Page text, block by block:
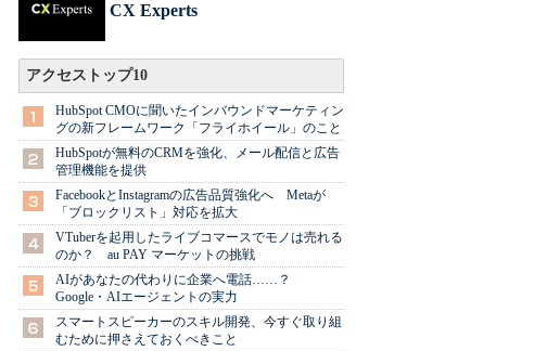
CX Experts
アクセストップ10
HubSpot CMOに聞いたインバウンドマーケティン
グの新フレームワーク「フライホイール」のこと
HubSpotが無料のCRMを強化、メール配信と広告
管理機能を提供
FacebookとInstagramの広告品質強化へ Metaが
「ブロックリスト」対応を拡大
VTuberを起用したライブコマースでモノは売れる
のか？ au PAY マーケットの挑戦
AIがあなたの代わりに企業へ電話……？
Google・AIエージェントの実力
スマートスピーカーのスキル開発、今すぐ取り組
むために押さえておくべきこと